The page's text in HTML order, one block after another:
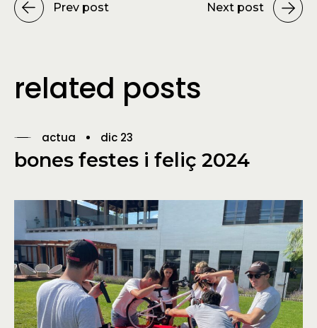
Prev post Next post
related posts
actua dic 23
bones festes i feliç 2024